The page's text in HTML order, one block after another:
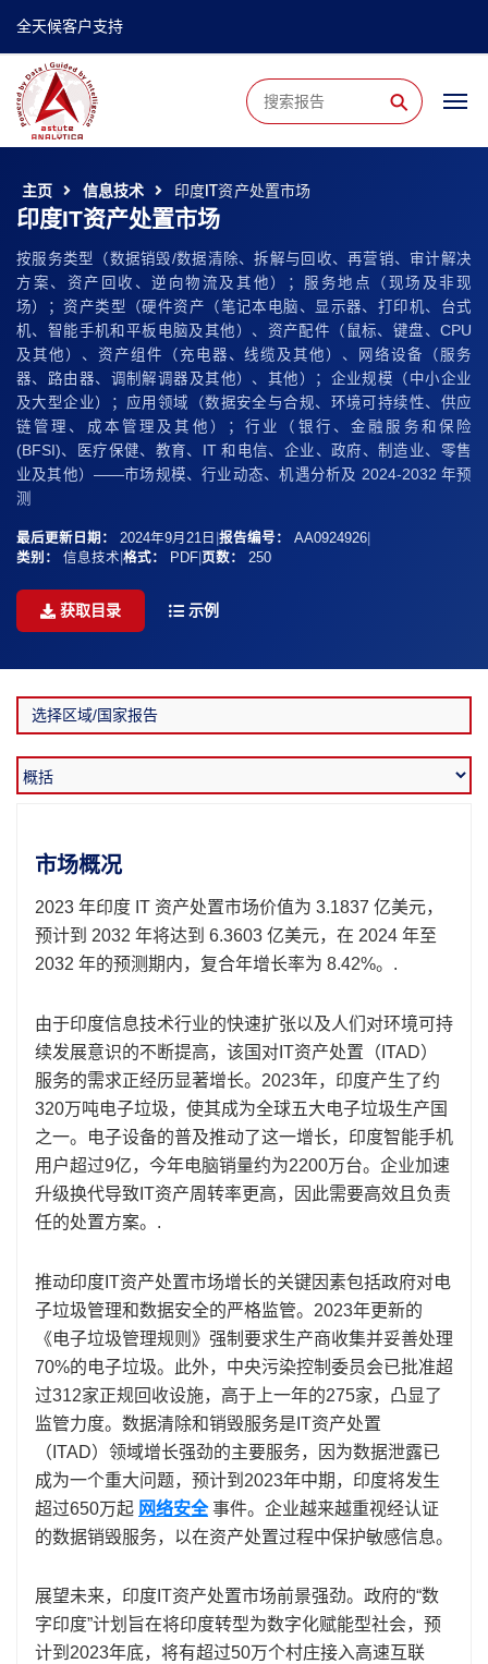
全天候客户支持
⚲
主页 信息技术 印度IT资产处置市场
印度IT资产处置市场
按服务类型（数据销毁/数据清除、拆解与回收、再营销、审计解决
方案、资产回收、逆向物流及其他）；服务地点（现场及非现
场）；资产类型（硬件资产（笔记本电脑、显示器、打印机、台式
机、智能手机和平板电脑及其他）、资产配件（鼠标、键盘、CPU
及其他）、资产组件（充电器、线缆及其他）、网络设备（服务
器、路由器、调制解调器及其他）、其他）；企业规模（中小企业
及大型企业）；应用领域（数据安全与合规、环境可持续性、供应
链管理、成本管理及其他）；行业（银行、金融服务和保险
(BFSI)、医疗保健、教育、IT 和电信、企业、政府、制造业、零售
业及其他）——市场规模、行业动态、机遇分析及 2024-2032 年预
测
最后更新日期： 2024年9月21日 报告编号： AA0924926
类别：
信息技术 格式： PDF 页数： 250
获取目录 示例
市场概况
2023 年印度 IT 资产处置市场价值为 3.1837 亿美元，
预计到 2032 年将达到 6.3603 亿美元，在 2024 年至
2032 年的预测期内，复合年增长率为 8.42%。.
由于印度信息技术行业的快速扩张以及人们对环境可持
续发展意识的不断提高，该国对IT资产处置（ITAD）
服务的需求正经历显著增长。2023年，印度产生了约
320万吨电子垃圾，使其成为全球五大电子垃圾生产国
之一。电子设备的普及推动了这一增长，印度智能手机
用户超过9亿，今年电脑销量约为2200万台。企业加速
升级换代导致IT资产周转率更高，因此需要高效且负责
任的处置方案。.
推动印度IT资产处置市场增长的关键因素包括政府对电
子垃圾管理和数据安全的严格监管。2023年更新的
《电子垃圾管理规则》强制要求生产商收集并妥善处理
70%的电子垃圾。此外，中央污染控制委员会已批准超
过312家正规回收设施，高于上一年的275家，凸显了
监管力度。数据清除和销毁服务是IT资产处置
（ITAD）领域增长强劲的主要服务，因为数据泄露已
成为一个重大问题，预计到2023年中期，印度将发生
超过650万起 网络安全事件。企业越来越重视经认证
的数据销毁服务，以在资产处置过程中保护敏感信息。
展望未来，印度IT资产处置市场前景强劲。政府的“数
字印度”计划旨在将印度转型为数字化赋能型社会，预
计到2023年底，将有超过50万个村庄接入高速互联